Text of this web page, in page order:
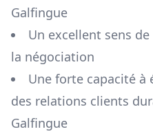
Galfingue
Un excellent sens
la négociation
Une forte capacité
des relations clients
Galfingue